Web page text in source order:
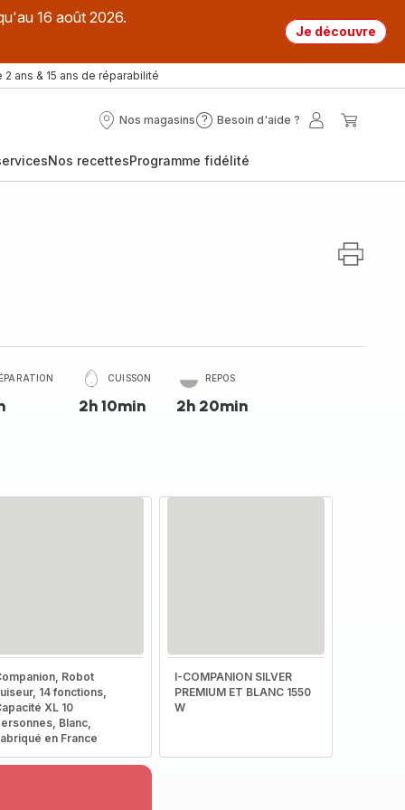
16 août 2026.
Je découvre
2 ans & 15 ans de réparabilité
Nos magasins
Nos
Besoin d'aide ?
Besoin
?
Mon
Nos recettesProgramme fidélité
CUISSON
2h 10min
REPOS
2h 20min
Robot
14 fonctions,
XL 10
Blanc,
en France
I-COMPANION SILVER
PREMIUM ET BLANC 1550
W